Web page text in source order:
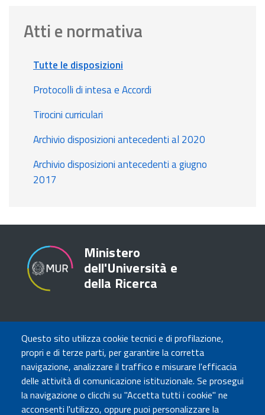
Questo sito utilizza cookie tecnici e di profilazione,
propri e di terze parti, per garantire la corretta
navigazione, analizzare il traffico e misurare l'efficacia
delle attività di comunicazione istituzionale. Se prosegui
la navigazione o clicchi su "Accetta tutti i cookie" ne
acconsenti l'utilizzo, oppure puoi personalizzare la
Atti e normativa
Tutte le disposizioni
Protocolli di intesa e Accordi
Tirocini curriculari
Archivio disposizioni antecedenti al 2020
Archivio disposizioni antecedenti a giugno
2017
Ministero
dell'Università e
della Ricerca
TRASPARENZA
Amministrazione Trasparente
Atti di notifica
Albo online
Concorsi